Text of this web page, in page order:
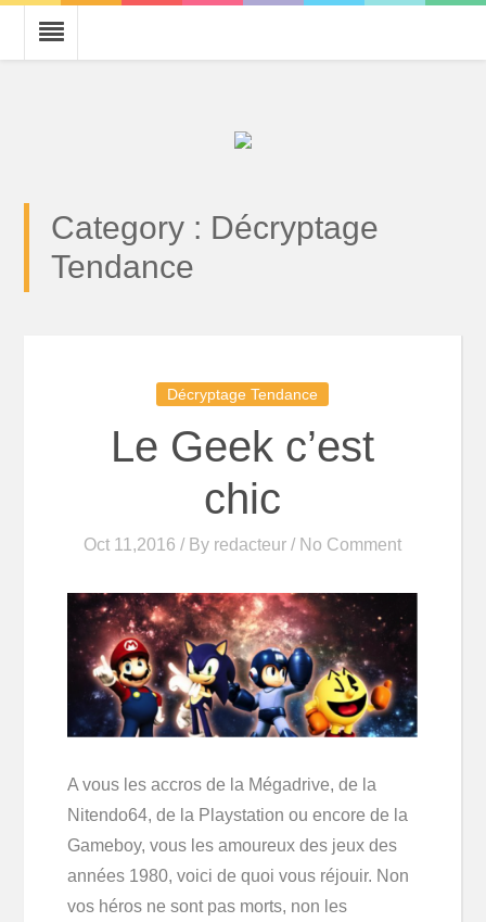
Category : Décryptage
Tendance
Décryptage Tendance
Le Geek c’est
chic
Oct 11,2016 / By redacteur / No Comment
A vous les accros de la Mégadrive, de la
Nitendo64, de la Playstation ou encore de la
Gameboy, vous les amoureux des jeux des
années 1980, voici de quoi vous réjouir. Non
vos héros ne sont pas morts, non les